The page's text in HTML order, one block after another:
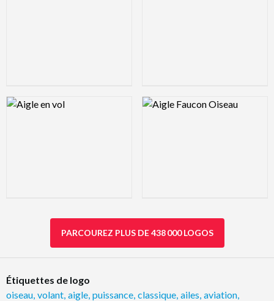
Logo Preview Image Logo Preview Image
PARCOUREZ PLUS DE 438 000 LOGOS
Étiquettes de logo
oiseau volant aigle puissance classique ailes aviation